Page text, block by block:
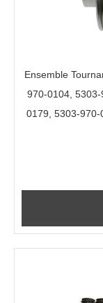
Ensemble
970-0104,
0179, 5303-